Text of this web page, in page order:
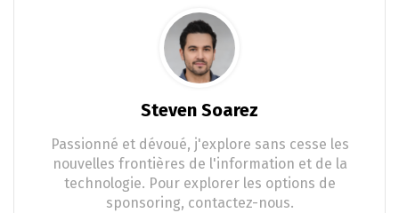
Steven Soarez
Passionné et dévoué, j'explore sans cesse les
nouvelles frontières de l'information et de la
technologie. Pour explorer les options de
sponsoring, contactez-nous.